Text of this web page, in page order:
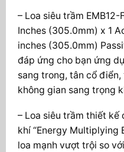
– Loa siêu trầm
Inches (305.0mm) x 1
inches (305.0mm)
đáp ứng cho bạn ứng
sang trong, tân cổ
không gian sang trọng
– Loa siêu trầm thiết kế
khí “Energy Multiplying
loa mạnh vượt trội so